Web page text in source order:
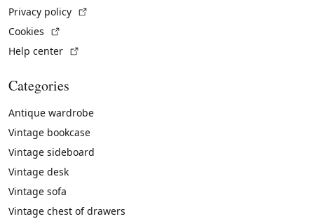
Privacy policy
Cookies
Help center
Categories
Antique wardrobe
Vintage bookcase
Vintage sideboard
Vintage desk
Vintage sofa
Vintage chest of drawers